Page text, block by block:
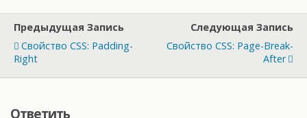
Предыдущая Запись
Свойство CSS: Padding-
Right
Следующая Запись
Свойство CSS: Page-Break-
After
Ответить